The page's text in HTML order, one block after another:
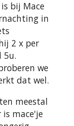
bij Mace
in
2 x per
5u.
we
dat wel.
meestal
mace'je